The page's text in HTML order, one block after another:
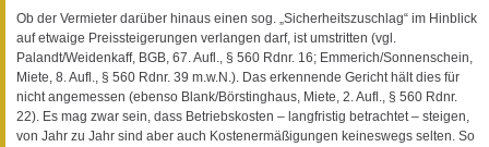
Ob der Vermieter darüber hinaus einen sog. „Sicherheitszuschlag“ im Hinblick
auf etwaige Preissteigerungen verlangen darf, ist umstritten (vgl.
Palandt/Weidenkaff, BGB, 67. Aufl., § 560 Rdnr. 16; Emmerich/Sonnenschein,
Miete, 8. Aufl., § 560 Rdnr. 39 m.w.N.). Das erkennende Gericht hält dies für
nicht angemessen (ebenso Blank/Börstinghaus, Miete, 2. Aufl., § 560 Rdnr.
22). Es mag zwar sein, dass Betriebskosten – langfristig betrachtet – steigen,
von Jahr zu Jahr sind aber auch Kostenermäßigungen keineswegs selten. So